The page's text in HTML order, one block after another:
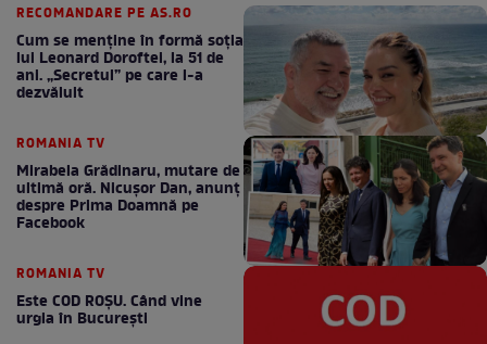
RECOMANDARE PE AS.RO
Cum se menţine în formă soţia
lui Leonard Doroftei, la 51 de
ani. „Secretul” pe care l-a
dezvăluit
ROMANIA TV
Mirabela Grădinaru, mutare de
ultimă oră. Nicuşor Dan, anunţ
despre Prima Doamnă pe
Facebook
ROMANIA TV
Este COD ROŞU. Când vine
urgia în Bucureşti